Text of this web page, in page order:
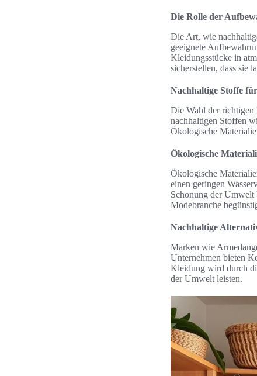
Die Rolle der
Die Art, wie
geeignete
Kleidungsstücke in
sicherstellen, dass sie
Nachhaltige Stoffe
Die Wahl der richtigen
nachhaltigen Stoffen
Ökologische
Ökologische
Ökologische
einen geringen
Schonung der Umwelt
Modebranche
Nachhaltige
Marken wie
Unternehmen bieten
Kleidung wird durch
der Umwelt leisten.